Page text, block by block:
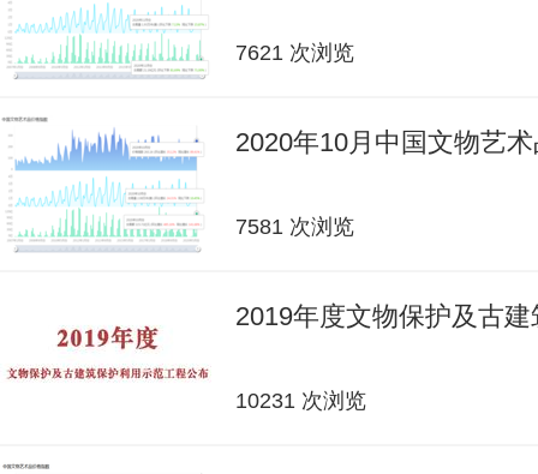
7621 次浏览
2020年10月中国文物艺
7581 次浏览
2019年度文物保护及古
10231 次浏览